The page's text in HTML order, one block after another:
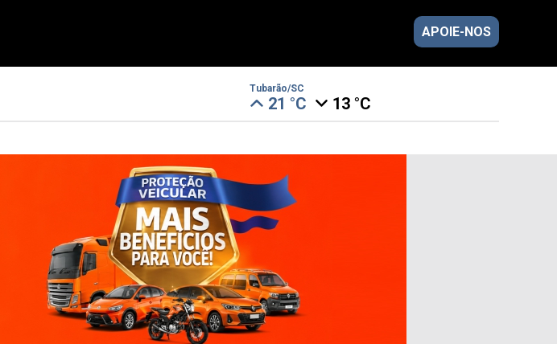
APOIE-NOS
Tubarão/SC
21 °C 13 °C